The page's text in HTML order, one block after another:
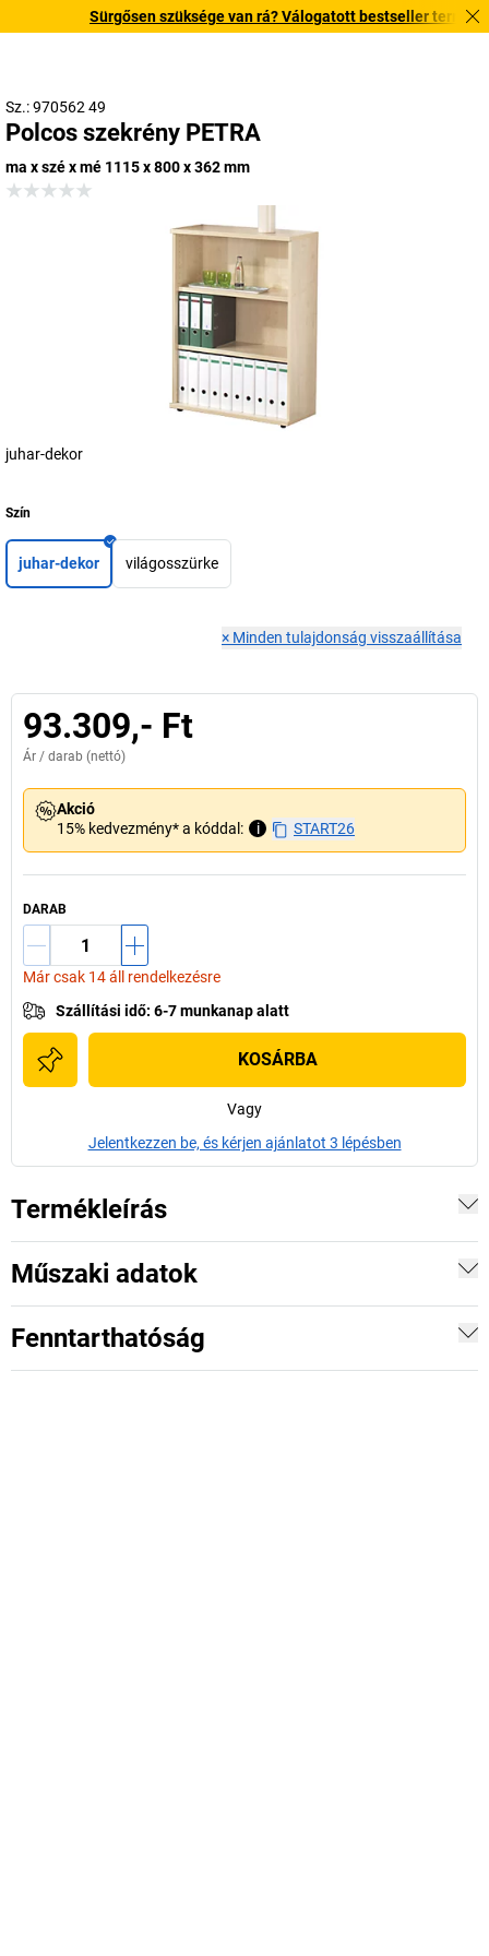
Sürgősen szüksége van rá? Válogatott bestseller
Sz.: 970562 49
Polcos szekrény PETRA
ma x szé x mé 1115 x 800 x 362 mm
juhar-dekor
Szín
juhar-dekor világosszürke
× Minden tulajdonság visszaállítása
93.309,- Ft
Ár / darab (nettó)
Akció
15% kedvezmény* a kóddal:
i START26
DARAB
Már csak 14 áll rendelkezésre
Szállítási idő: 6-7 munkanap alatt
KOSÁRBA
Vagy
Jelentkezzen be, és kérjen ajánlatot 3 lépésben
Termékleírás
Műszaki adatok
Fenntarthatóság